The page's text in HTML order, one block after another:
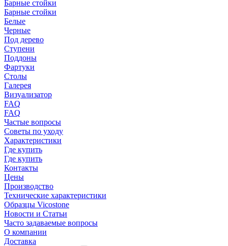
Барные стойки
Барные стойки
Белые
Черные
Под дерево
Ступени
Поддоны
Фартуки
Столы
Галерея
Визуализатор
FAQ
FAQ
Частые вопросы
Советы по уходу
Характеристики
Где купить
Где купить
Контакты
Цены
Производство
Технические характеристики
Образцы Vicostone
Новости и Статьи
Часто задаваемые вопросы
О компании
Доставка